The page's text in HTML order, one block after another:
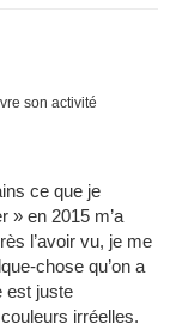
son activité
ce que je
» en 2015 m’a
l’avoir vu, je me
chose qu’on a
est juste
irréelles.